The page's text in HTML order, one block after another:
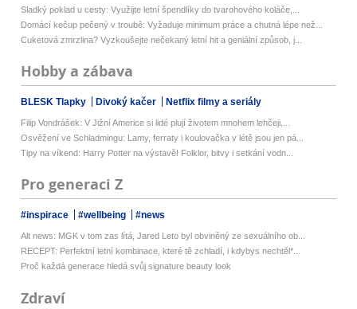
Sladký poklad u cesty: Využijte letní špendlíky do tvarohového koláče,...
Domácí kečup pečený v troubě: Vyžaduje minimum práce a chutná lépe než...
Cuketová zmrzlina? Vyzkoušejte nečekaný letní hit a geniální způsob, j...
Hobby a zábava
BLESK Tlapky Divoký kačer Netflix filmy a seriály
Filip Vondrášek: V Jižní Americe si lidé plují životem mnohem lehčeji,...
Osvěžení ve Schladmingu: Lamy, ferraty i koulovačka v létě jsou jen pá...
Tipy na víkend: Harry Potter na výstavě! Folklor, bitvy i setkání vodn...
Pro generaci Z
#inspirace #wellbeing #news
Alt news: MGK v tom zas lítá, Jared Leto byl obviněný ze sexuálního ob...
RECEPT: Perfektní letní kombinace, které tě zchladí, i kdybys nechtěl*...
Proč každá generace hledá svůj signature beauty look
Zdraví